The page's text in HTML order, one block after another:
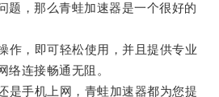
题，那么青蛙加速器是一个很好的
，即可轻松使用，并且提供专业
络连接畅通无阻。
手机上网，青蛙加速器都为您提